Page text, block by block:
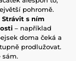
pohromě.
Strávit s ním
– například
doma čeká a
prodlužovat.
sám.